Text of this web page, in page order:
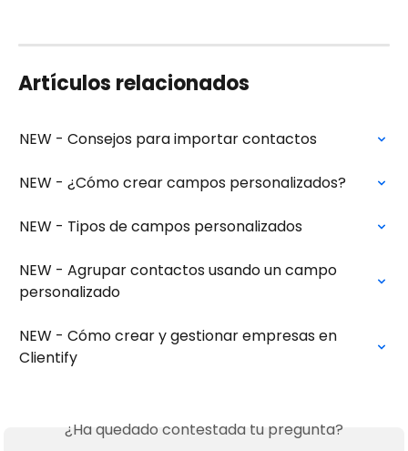
Artículos relacionados
NEW - Consejos para importar contactos
NEW - ¿Cómo crear campos personalizados?
NEW - Tipos de campos personalizados
NEW - Agrupar contactos usando un campo
personalizado
NEW - Cómo crear y gestionar empresas en
Clientify
¿Ha quedado contestada tu pregunta?